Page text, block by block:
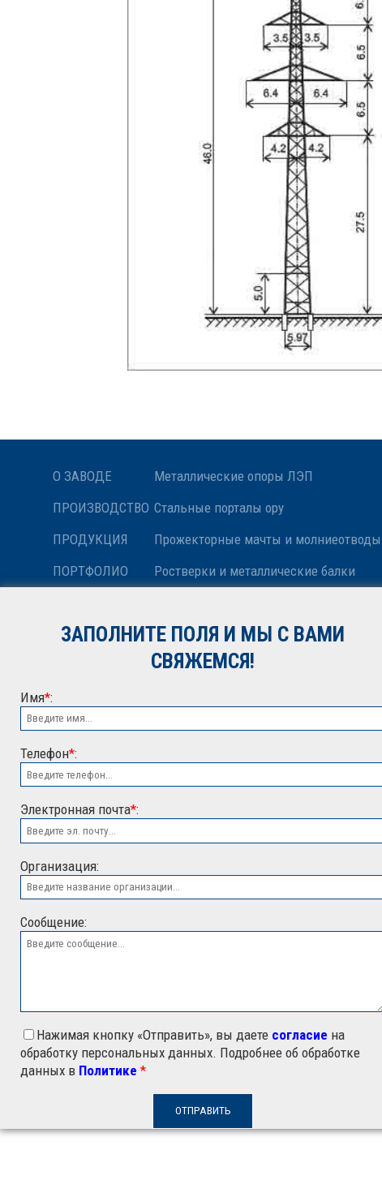
О ЗАВОДЕ
ПРОИЗВОДСТВО
ПРОДУКЦИЯ
ПОРТФОЛИО
КОНТАКТЫ
Металлические опоры ЛЭП
Стальные порталы ору
Прожекторные мачты и молниеотводы
Ростверки и металлические балки
Металлоконструкции различного
ООО "ЭСК"
ЗАПОЛНИТЕ ПОЛЯ И МЫ С ВАМИ
СВЯЖЕМСЯ!
Имя*:
Телефон*:
Электронная почта*:
Организация:
Сообщение:
Нажимая кнопку «Отправить», вы даете согласие на
обработку персональных данных. Подробнее об обработке
данных в Политике *